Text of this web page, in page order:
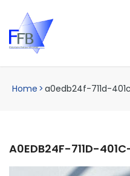
Home > a0edb24f-711d-
A0EDB24F-711D-